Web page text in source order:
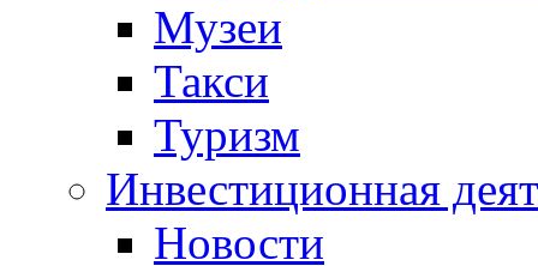
Музеи
Такси
Туризм
Инвестиционная
Новости